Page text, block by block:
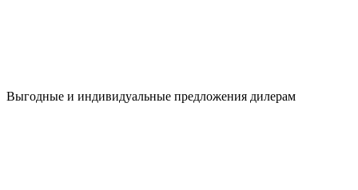
Выгодные и индивидуальные предложения дилерам